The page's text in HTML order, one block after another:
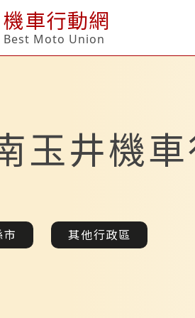
機車行動網
Best Moto Union
玉井機
市 其他行政區